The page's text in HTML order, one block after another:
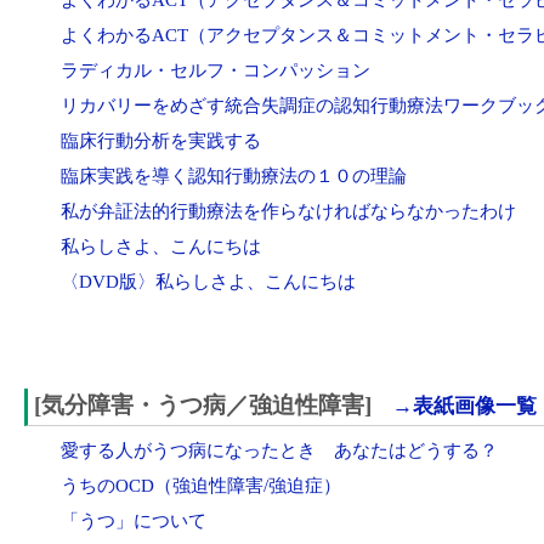
よくわかるACT（アクセプタンス＆コミットメント・セラ
ラディカル・セルフ・コンパッション
リカバリーをめざす統合失調症の認知行動療法ワークブッ
臨床行動分析を実践する
臨床実践を導く認知行動療法の１０の理論
私が弁証法的行動療法を作らなければならなかったわけ
私らしさよ、こんにちは
〈DVD版〉私らしさよ、こんにちは
[気分障害・うつ病／強迫性障害] →表紙画像一覧
愛する人がうつ病になったとき あなたはどうする？
うちのOCD（強迫性障害/強迫症）
「うつ」について